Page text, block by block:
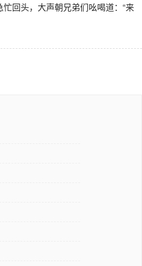
回头，大声朝兄弟们吆喝道：“来